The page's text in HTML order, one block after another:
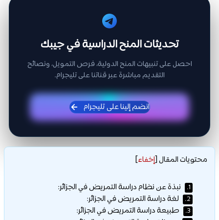
تحديثات المنح الدراسية في جيبك
احصل على تنبيهات المنح الدولية، فرص التمويل، ونصائح
التقديم مباشرة عبر قناتنا على تليجرام.
انضم إلينا على تليجرام
محتويات المقال[إخفاء]
1. نبذة عن نظام دراسة التمريض في الجزائر:
2. لغة دراسة التمريض في الجزائر:
3. طبيعة دراسة التمريض في الجزائر: